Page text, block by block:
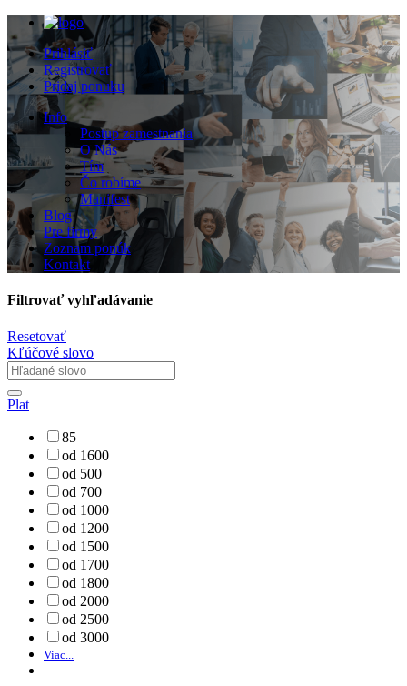
Prihlásiť
Registrovať
Pridaj ponuku
Info
Postup zamestnania
O Nás
Tím
Čo robíme
Manifest
Blog
Pre firmy
Zoznam ponúk
Kontakt
Filtrovať vyhľadávanie
Resetovať
Kľúčové slovo
Plat
85
od 1600
od 500
od 700
od 1000
od 1200
od 1500
od 1700
od 1800
od 2000
od 2500
od 3000
Viac...